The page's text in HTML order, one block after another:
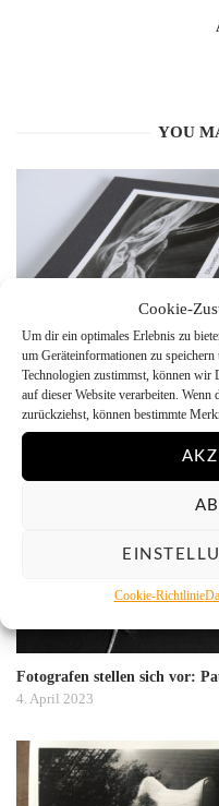
Cookie-
Um dir ein optimales Erlebnis zu
um Geräteinformationen zu
Technologien zustimmst, können wir
auf dieser Website verarbeiten.
zurückziehst, können bestimmte
Cookie-Richtlinie
YOU
Neue Bilder erfüllen mich mit
Veränderungen mit großer
28. September 2024
Fotografen stellen sich vor:
4. April 2023